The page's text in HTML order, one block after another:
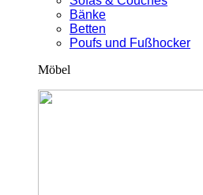
Bänke
Betten
Poufs und Fußhocker
Möbel